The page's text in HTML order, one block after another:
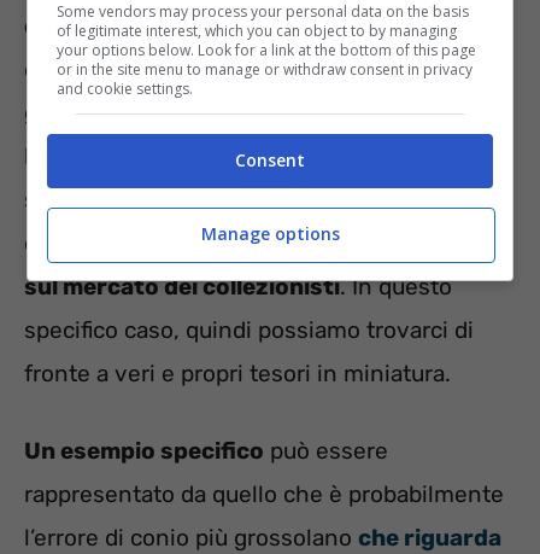
errori di conio. Parliamo di veri e propri
difetti di fabbrica insomma, situazioni che in
genere portano addirittura alla distruzione dei
lotti in questione. Distruzione che però
solitamente non riguarda tutti gli esemplari,
che in un modo o nell’altrovengo immessi
sul mercato dei collezionisti. In questo
specifico caso, quindi possiamo trovarci di
fronte a veri e propri tesori in miniatura.
Un esempio specifico può essere
rappresentato da quello che è probabilmente
l’errore di conio più grossolano che riguarda
Some vendors may process your personal data on the basis
of legitimate interest, which you can object to by managing
your options below. Look for a link at the bottom of this page
or in the site menu to manage or withdraw consent in privacy
and cookie settings.
Consent
Manage options